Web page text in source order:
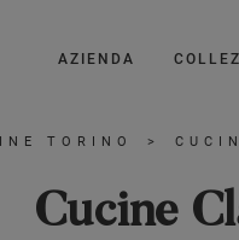
AZIENDA
TORINO >
Cucine